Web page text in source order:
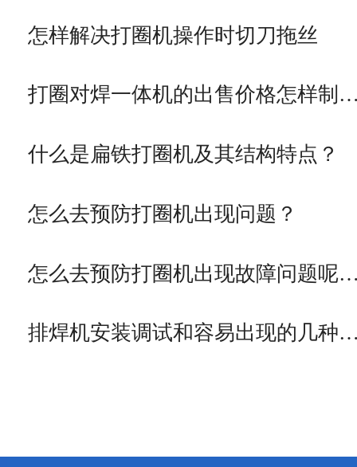
怎样解决打圈机操作时切刀拖丝
打圈对焊一体机的出售价格怎样制
什么是扁铁打圈机及其结构特点？
怎么去预防打圈机出现问题？
怎么去预防打圈机出现故障问题呢
排焊机安装调试和容易出现的几种